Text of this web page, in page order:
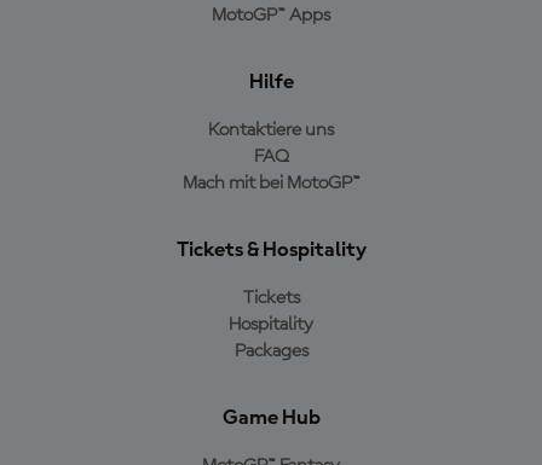
MotoGP™ Apps
Hilfe
Kontaktiere uns
FAQ
Mach mit bei MotoGP™
Tickets & Hospitality
Tickets
Hospitality
Packages
Game Hub